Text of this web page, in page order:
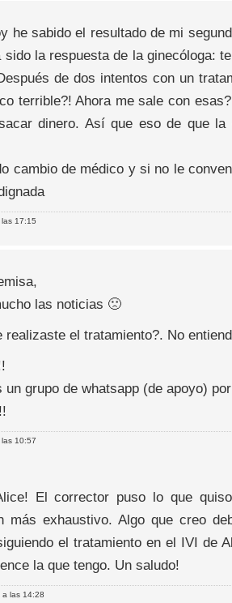
he sabido el resultado de mi
sido la respuesta de la ginecóloga:
de dos intentos con un
terrible?! Ahora me sale con
dinero. Así que eso de que
cambio de médico y si no le
17:15
las noticias 🙁
realizaste el tratamiento?. No
un grupo de whatsapp (de apoyo)
10:57
El corrector puso lo que
más exhaustivo. Algo que creo
el tratamiento en el IVI de
la que tengo. Un saludo!
las 14:28